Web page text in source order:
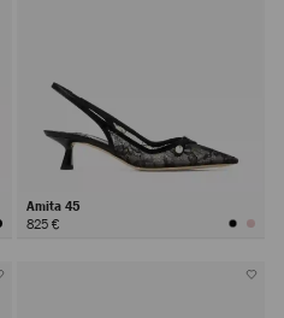
Amita 45
825 €